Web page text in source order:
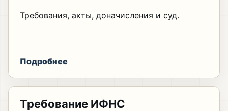
Требования, акты, доначисления и суд.
Подробнее
Требование ИФНС